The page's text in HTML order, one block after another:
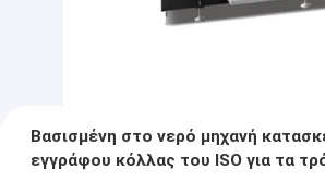
Βασισμένη στο νερό μηχανή
εγγράφου κόλλας του ISO για τα